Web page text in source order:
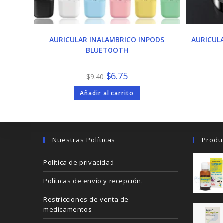
AURICULAR INALAMBRICO INPODS
BLUETOOTH
$9.40 El
precio
original
era:
$9.40.
$6.75El
precio
actual
es:
$6.75.
Añadir al carrito
Nuestras Políticas
Política de privacidad
Políticas de envío y recepción.
Restricciones de venta de
medicamentos